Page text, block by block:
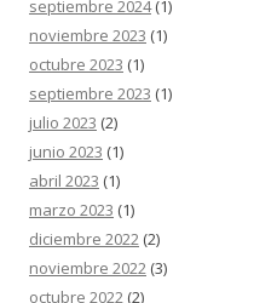
septiembre 2024(1)
noviembre 2023 (1)
octubre 2023 (1)
septiembre 2023 (1)
julio 2023 (2)
junio 2023 (1)
abril 2023 (1)
marzo 2023 (1)
diciembre 2022 (2)
noviembre 2022 (3)
octubre 2022 (2)